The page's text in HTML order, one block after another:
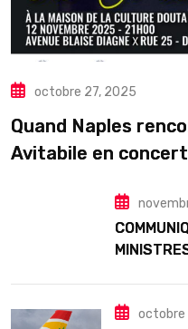
octobre 27, 2025
Quand Naples
Avitabile en
octobre